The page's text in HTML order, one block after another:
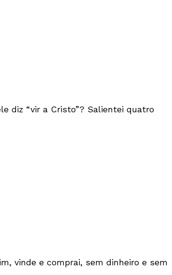
diz “vir a Cristo”? Salientei quatro
vinde e comprai, sem dinheiro e sem